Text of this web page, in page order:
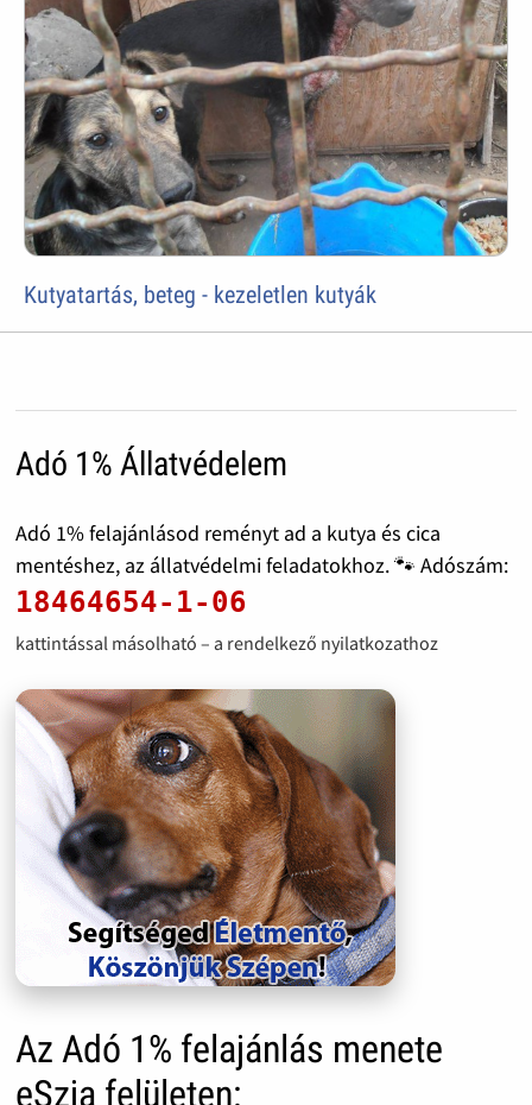
Kutyatartás, beteg - kezeletlen kutyák
Adó 1% Állatvédelem
Adó 1% felajánlásod reményt ad a kutya és cica
mentéshez, az állatvédelmi feladatokhoz. 🐾 Adószám:
18464654-1-06
kattintással másolható – a rendelkező nyilatkozathoz
Az Adó 1% felajánlás menete
eSzja felületen: